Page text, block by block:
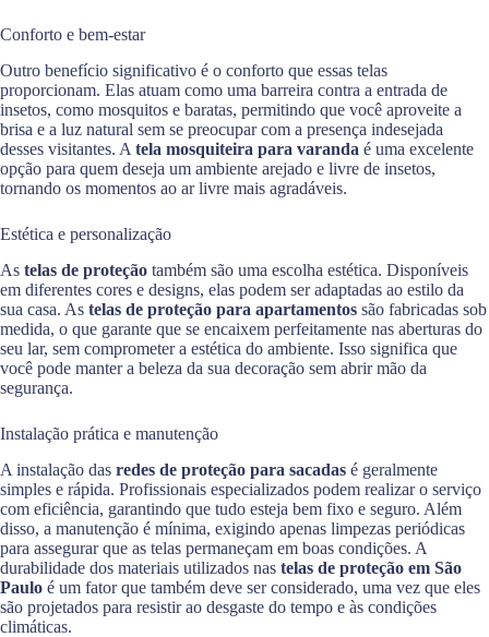
Conforto e bem-estar
Outro benefício significativo é o conforto que essas telas
proporcionam. Elas atuam como uma barreira contra a entrada de
insetos, como mosquitos e baratas, permitindo que você aproveite a
brisa e a luz natural sem se preocupar com a presença indesejada
desses visitantes. A tela mosquiteira para varanda é uma excelente
opção para quem deseja um ambiente arejado e livre de insetos,
tornando os momentos ao ar livre mais agradáveis.
Estética e personalização
As telas de proteção também são uma escolha estética. Disponíveis
em diferentes cores e designs, elas podem ser adaptadas ao estilo da
sua casa. As telas de proteção para apartamentos são fabricadas sob
medida, o que garante que se encaixem perfeitamente nas aberturas do
seu lar, sem comprometer a estética do ambiente. Isso significa que
você pode manter a beleza da sua decoração sem abrir mão da
segurança.
Instalação prática e manutenção
A instalação das redes de proteção para sacadas é geralmente
simples e rápida. Profissionais especializados podem realizar o serviço
com eficiência, garantindo que tudo esteja bem fixo e seguro. Além
disso, a manutenção é mínima, exigindo apenas limpezas periódicas
para assegurar que as telas permaneçam em boas condições. A
durabilidade dos materiais utilizados nas telas de proteção em São
Paulo é um fator que também deve ser considerado, uma vez que eles
são projetados para resistir ao desgaste do tempo e às condições
climáticas.